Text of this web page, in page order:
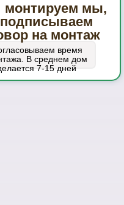
монтируем мы,
на монтаж
время
В среднем дом
7-15 дней